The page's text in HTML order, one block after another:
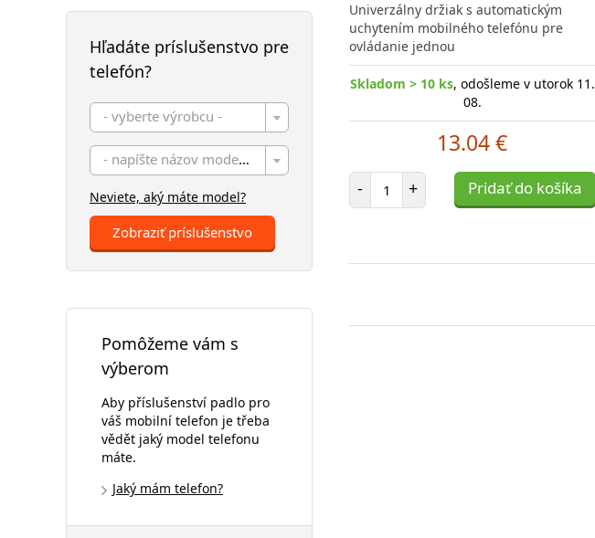
Hľadáte príslušenstvo pre
telefón?
- vyberte výrobcu -
- napíšte názov modelu -
Neviete, aký máte model?
Zobraziť príslušenstvo
Pomôžeme vám s
výberom
Aby příslušenství padlo pro
váš mobilní telefon je třeba
vědět jaký model telefonu
máte.
Jaký mám telefon?
Univerzálny držiak s automatickým
uchytením mobilného telefónu pre
ovládanie jednou
Skladom > 10 ks, odošleme v utorok 11.
08.
13.04 €
- Počet položiek
+ Pridať do košíka